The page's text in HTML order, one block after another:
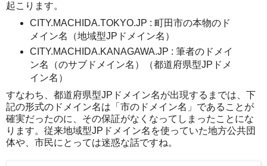
起こります。
CITY.MACHIDA.TOKYO.JP : 町田市の本物のド
メイン名（地域型JPドメイン名）
CITY.MACHIDA.KANAGAWA.JP : 筆者のドメイ
ン名（のサブドメイン名）（都道府県型JPドメ
イン名）
すなわち、都道府県型JPドメイン名が出現するまでは、下
記の形式のドメイン名は「市のドメイン名」であることが
確実だったのに、その保証がなくなってしまったことにな
ります。従来地域型JPドメイン名を使っていた地方公共団
体や、市民にとっては迷惑な話ですね。